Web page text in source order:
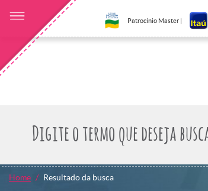
Patrocínio Master |
Home Resultado da busca